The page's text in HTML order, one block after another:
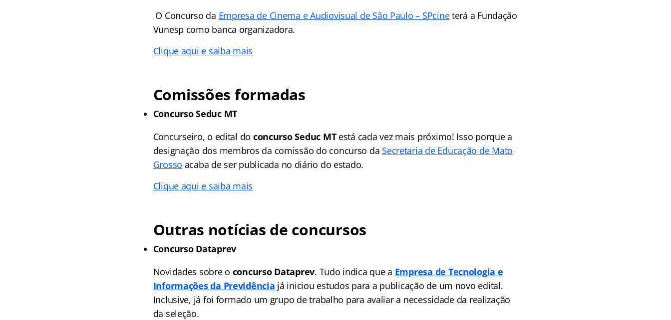
O Concurso da Empresa de Cinema e Audiovisual de São Paulo – SPcineterá a Fundação
Vunesp como banca organizadora.
Clique aqui e saiba mais
Comissões formadas
Concurso Seduc MT
Concurseiro, o edital do concurso Seduc MTestá cada vez mais próximo! Isso porque a
designação dos membros da comissão do concurso da Secretaria de Educação de Mato
Grosso acaba de ser publicada no diário do estado.
Clique aqui e saiba mais
Outras notícias de concursos
Concurso Dataprev
Novidades sobre o concurso Dataprev. Tudo indica que a Empresa de Tecnologia e
Informações da Previdência já iniciou estudos para a publicação de um novo edital.
Inclusive, já foi formado um grupo de trabalho para avaliar a necessidade da realização
da seleção.